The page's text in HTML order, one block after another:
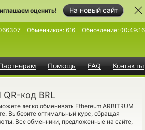
На новый сайт
оценить!
Помощь FAQ Контакты
Обменников: 616 Обновление: 00:49:16
код BRL
легко обменивать Ethereum ARBITRUM
Выберите оптимальный курс, обращая
Все обменники, предложенные на сайте,